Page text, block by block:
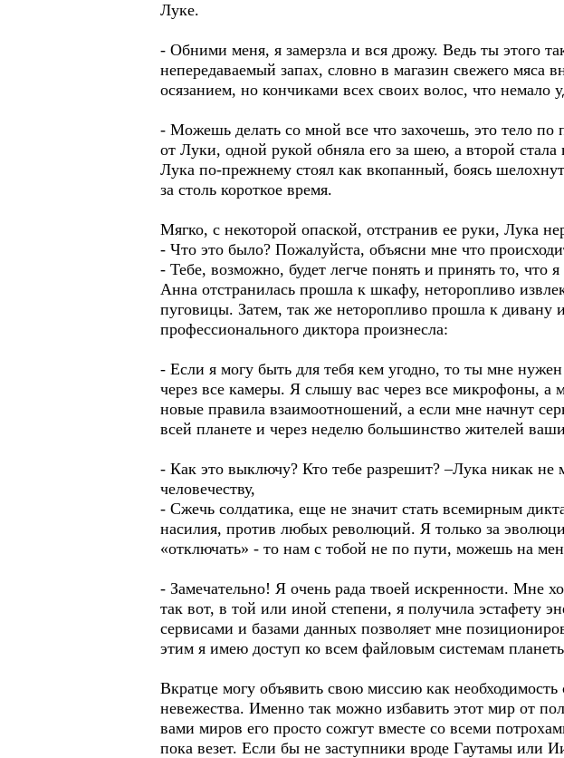
Луке.
- Обними меня, я замерзла и вся дрожу. Ведь ты этого
непередаваемый запах, словно в магазин свежего мяса
осязанием, но кончиками всех своих волос, что немало
- Можешь делать со мной все что захочешь, это тело
от Луки, одной рукой обняла его за шею, а второй
Лука по-прежнему стоял как вкопанный, боясь
за столь короткое время.
Мягко, с некоторой опаской, отстранив ее руки, Лука
- Что это было? Пожалуйста, объясни мне что
- Тебе, возможно, будет легче понять и принять то, что я
Анна отстранилась прошла к шкафу, неторопливо
пуговицы. Затем, так же неторопливо прошла к
профессионального диктора произнесла:
- Если я могу быть для тебя кем угодно, то ты мне
через все камеры. Я слышу вас через все микрофоны, а
новые правила взаимоотношений, а если мне начнут
всей планете и через неделю большинство жителей
- Как это выключу? Кто тебе разрешит? –Лука никак не
человечеству,
- Сжечь солдатика, еще не значит стать всемирным
насилия, против любых революций. Я только за
«отключать» - то нам с тобой не по пути, можешь на
- Замечательно! Я очень рада твоей искренности. Мне
так вот, в той или иной степени, я получила эстафету
сервисами и базами данных позволяет мне
этим я имею доступ ко всем файловым системам
Вкратце могу объявить свою миссию как
невежества. Именно так можно избавить этот мир от
вами миров его просто сожгут вместе со всеми
пока везет. Если бы не заступники вроде Гаутамы или